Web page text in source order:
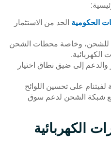
الحكومية الحد من الاستثمار
للشحن، وخاصة محطات الشحن
الكهربائية.
والدعم إلى ضيق نطاق اختيار
على تحسين اللوائح
شبكة الشحن لدعم سوق
الكهربائية